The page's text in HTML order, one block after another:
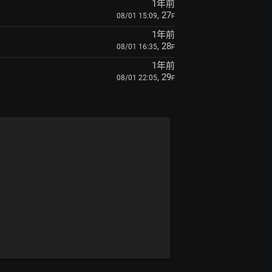
1年前
08/01 15:09, 27F
1年前
08/01 16:35, 28F
1年前
08/01 22:05, 29F